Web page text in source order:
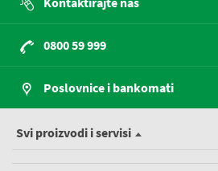
0800 59 999
Poslovnice i bankomati
Svi proizvodi i servisi